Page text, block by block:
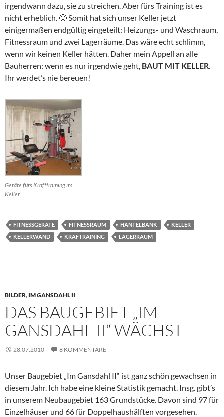
irgendwann dazu, sie zu streichen. Aber fürs Training ist es
nicht erheblich. 🙂 Somit hat sich unser Keller jetzt
einigermaßen endgültig eingeteilt: Heizungs- und Waschraum,
Fitnessraum und zwei Lagerräume. Das wäre echt schlimm,
wenn wir keinen Keller hätten. Daher mein Appell an alle
Bauherren: wenn es nur irgendwie geht, BAUT MIT KELLER
Ihr werdet’s nie bereuen!
Geräte fürs Krafttraining im
Keller
FITNESSGERÄTE FITNESSRAUM HANTELBANK
KELLER
KELLERWAND
KRAFTRAINING LAGERRAUM
BILDER, IM GANSDAHL II
DAS BAUGEBIET „IM
GANSDAHL II“ WÄCHST
28.07.2010 8 KOMMENTARE
Unser Baugebiet „Im Gansdahl II“ ist ganz schön gewachsen in
diesem Jahr. Ich habe eine kleine Statistik gemacht. Insg. gibt’s
in unserem Neubaugebiet 163 Grundstücke. Davon sind 97 für
Einzelhäuser und 66 für Doppelhaushälften vorgesehen.